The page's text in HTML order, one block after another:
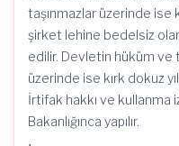
taşınmazlar üzerinde ise
şirket lehine bedelsiz
edilir. Devletin hüküm ve
üzerinde ise kırk dokuz
İrtifak hakkı ve kullanma
Bakanlığınca yapılır.